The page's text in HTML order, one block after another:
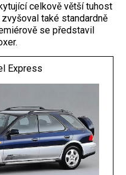
celkově větší tuhost
také standardně
se představil
Express